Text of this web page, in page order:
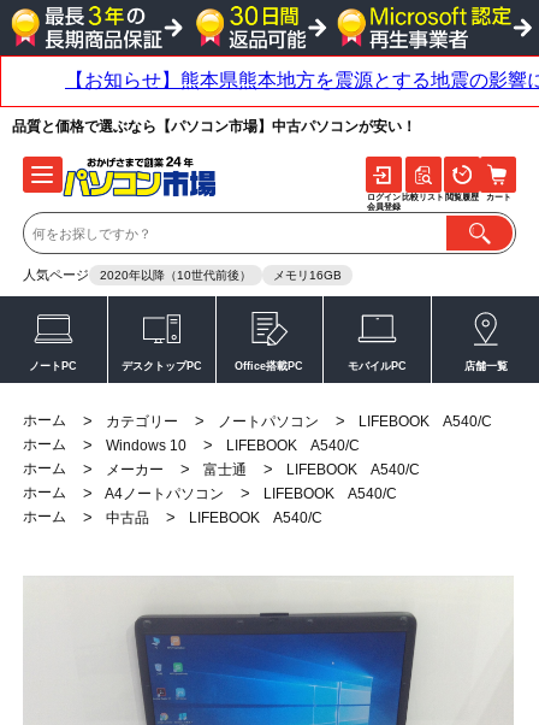
品質と価格で選ぶなら【パソコン市場】中古パソコンが安い！
人気ページ 2020年以降（10世代前後） メモリ16GB
ログイン
会員登録
比較リスト 閲覧履歴 カート
ノートPC デスクトップPC Office搭載PC モバイルPC 店舗一覧
ホーム > カテゴリー > ノートパソコン >
LIFEBOOK A540/C
ホーム
> Windows 10 >
LIFEBOOK A540/C
ホーム
> メーカー > 富士通 >
LIFEBOOK A540/C
ホーム
> A4ノートパソコン >
LIFEBOOK A540/C
ホーム
> 中古品 > LIFEBOOK A540/C